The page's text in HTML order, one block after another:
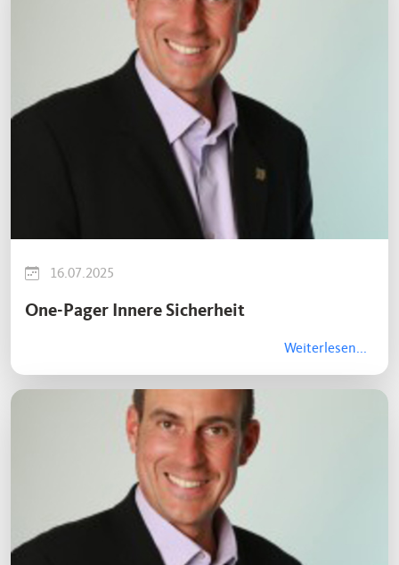
16.07.2025
One-Pager Innere Sicherheit
Weiterlesen...